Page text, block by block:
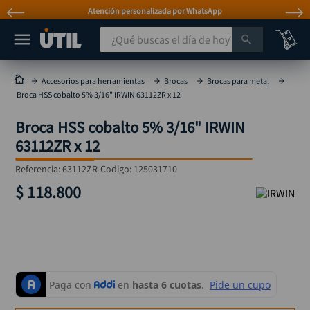
Atención personalizada por WhatsApp
¿Qué buscas el día de hoy?
Accesorios para herramientas Brocas
Brocas para metal
Broca HSS cobalto 5% 3/16" IRWIN 63112ZR x 12
Broca HSS cobalto 5% 3/16" IRWIN
63112ZR x 12
Referencia:63112ZR Codigo: 125031710
$ 118.800
MÁS BUSCADOS
taladro
taladros pulidoras
compresor
llave
sierra circular
hidrolavadora
rueda